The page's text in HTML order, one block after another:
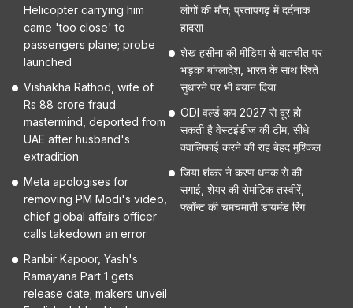
Helicopter carrying him
came 'too close' to
passengers plane; probe
launched
Vishakha Rathod, wife of
Rs 88 crore fraud
mastermind, deported from
UAE after husband's
extradition
Meta apologises for
removing PM Modi's video,
chief global affairs officer
calls takedown an error
Ranbir Kapoor, Yash's
Ramayana Part 1 gets
release date; makers unveil
लोगों की मौत; प्रतापगढ़ में दर्दनाक
हादसा
शेख हसीना की मीडिया से बातचीत पर
भड़का बांग्लादेश, भारत के साथ रिश्ते
सुधारने पर भी बयान दिया
ODI वर्ल्ड कप 2027 से दूर हो
सकती है वेस्टइंडीज की टीम, सीधे
क्वालिफाई करने की राह बेहद मुश्किल
जिया शंकर ने करण धनक से की
सगाई, शेयर की रोमांटिक तस्वीरें,
फ्लॉन्ट की चमचमाती डायमंड रिंग